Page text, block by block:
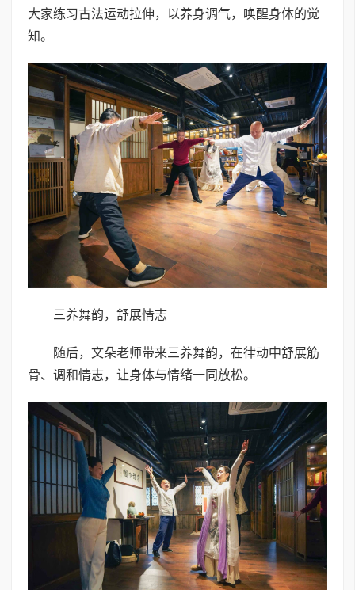
大家练习古法运动拉伸，以养身调气，唤醒身体的觉
知。
三养舞韵，舒展情志
随后，文朵老师带来三养舞韵，在律动中舒展筋
骨、调和情志，让身体与情绪一同放松。